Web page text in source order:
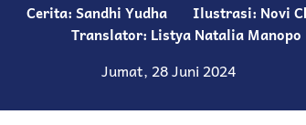
Cerita: Sandhi Yudha
Ilustrasi: Novi
Translator: Listya Natalia Manopo
Jumat, 28 Juni 2024